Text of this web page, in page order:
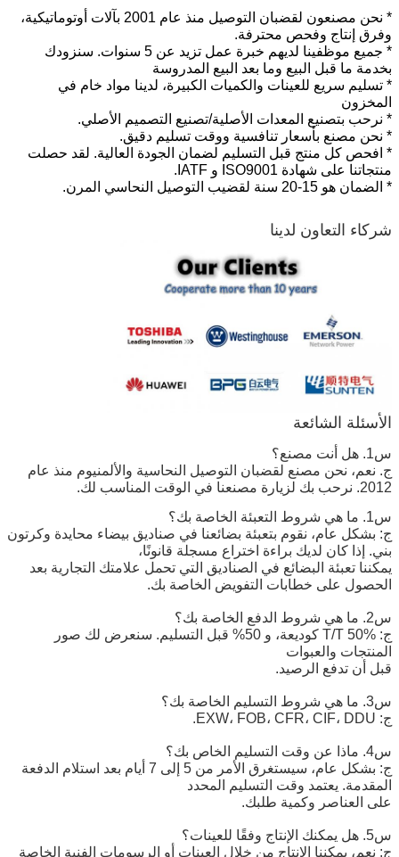
* نحن مصنعون لقضبان التوصيل منذ عام 2001 بآلات أوتوماتيكية،
وفرق إنتاج وفحص محترفة.
* جميع موظفينا لديهم خبرة عمل تزيد عن 5 سنوات. سنزودك
بخدمة ما قبل البيع وما بعد البيع المدروسة
* تسليم سريع للعينات والكميات الكبيرة، لدينا مواد خام في
المخزون
* نرحب بتصنيع المعدات الأصلية/تصنيع التصميم الأصلي.
* نحن مصنع بأسعار تنافسية ووقت تسليم دقيق.
* افحص كل منتج قبل التسليم لضمان الجودة العالية. لقد حصلت
منتجاتنا على شهادة ISO9001 و IATF.
* الضمان هو 15-20 سنة لقضيب التوصيل النحاسي المرن.
شركاء التعاون لدينا
الأسئلة الشائعة
س1. هل أنت مصنع؟
ج. نعم، نحن مصنع لقضبان التوصيل النحاسية والألمنيوم منذ عام
2012. نرحب بك لزيارة مصنعنا في الوقت المناسب لك.
س1. ما هي شروط التعبئة الخاصة بك؟
ج: بشكل عام، نقوم بتعبئة بضائعنا في صناديق بيضاء محايدة وكرتون
بني. إذا كان لديك براءة اختراع مسجلة قانونًا،
يمكننا تعبئة البضائع في الصناديق التي تحمل علامتك التجارية بعد
الحصول على خطابات التفويض الخاصة بك.
س2. ما هي شروط الدفع الخاصة بك؟
ج: T/T 50% كوديعة، و 50% قبل التسليم. سنعرض لك صور
المنتجات والعبوات
قبل أن تدفع الرصيد.
س3. ما هي شروط التسليم الخاصة بك؟
ج: EXW، FOB، CFR، CIF، DDU.
س4. ماذا عن وقت التسليم الخاص بك؟
ج: بشكل عام، سيستغرق الأمر من 5 إلى 7 أيام بعد استلام الدفعة
المقدمة. يعتمد وقت التسليم المحدد
على العناصر وكمية طلبك.
س5. هل يمكنك الإنتاج وفقًا للعينات؟
ج: نعم، يمكننا الإنتاج من خلال العينات أو الرسومات الفنية الخاصة